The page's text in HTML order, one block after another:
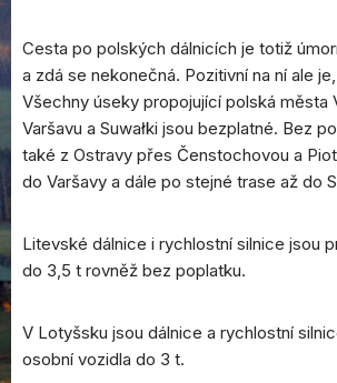
Cesta po polských dálnicích je totiž
a zdá se nekonečná. Pozitivní na ní ale
Všechny úseky propojující polská města
Varšavu a Suwałki jsou bezplatné. Bez
také z Ostravy přes Čenstochovou a
do Varšavy a dále po stejné trase až do
Litevské dálnice i rychlostní silnice jsou
do 3,5 t rovněž bez poplatku.
V Lotyšsku jsou dálnice a rychlostní
osobní vozidla do 3 t.